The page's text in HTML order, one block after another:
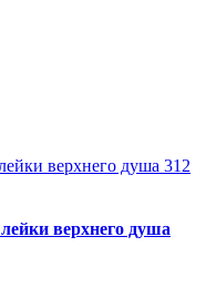
верхнего душа